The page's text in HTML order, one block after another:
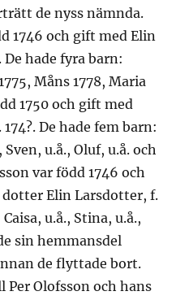
de nyss nämnda.
1746 och gift med Elin
hade fyra barn:
Måns 1778, Maria
1750 och gift med
De hade fem barn:
u.å., Oluf, u.å. och
var född 1746 och
dotter Elin Larsdotter, f.
u.å., Stina, u.å.,
sin hemmansdel
de flyttade bort.
Per Olofsson och hans